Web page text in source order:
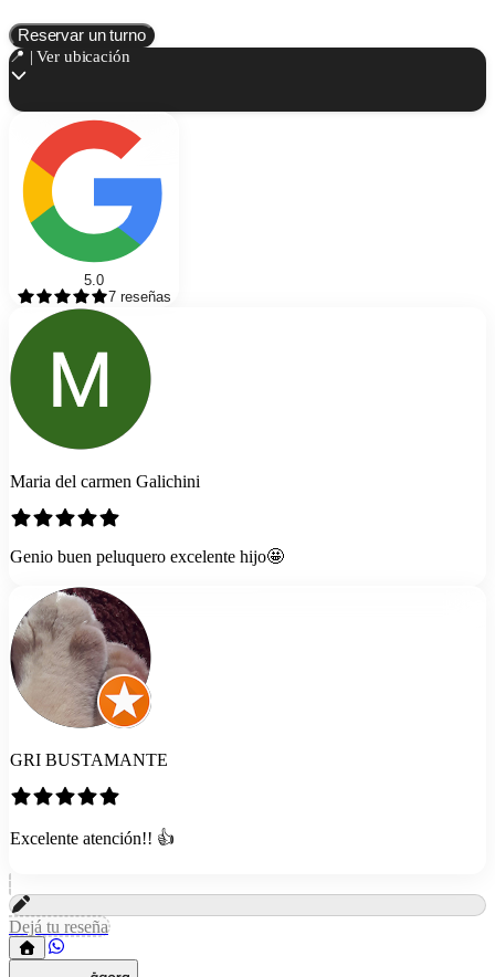
Reservar un turno
📍 | Ver ubicación
5.0
7 reseñas
Maria del carmen Galichini
Genio buen peluquero excelente hijo🤩
GRI BUSTAMANTE
Excelente atención!! 👍
Dejá tu reseña